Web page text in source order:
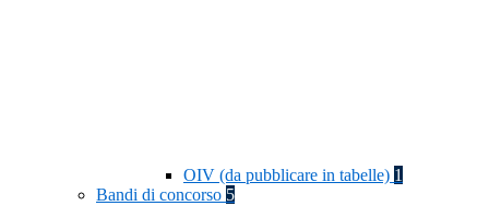
OIV (da pubblicare in tabelle) 1
Bandi di concorso 5